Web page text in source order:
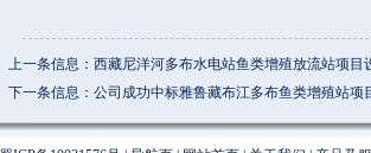
上一条信息：西藏尼洋河多布水电站鱼类增殖放流站项目
下一条信息：公司成功中标雅鲁藏布江多布鱼类增殖站项